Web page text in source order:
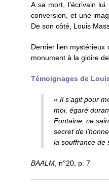
A sa mort, l’écrivain lui
conversion, et une
De son côté, Louis
Dernier lien mystérieux
monument à la gloire
Témoignages de
« Il s’agit pour
moi, égaré
Fontaine, ce
secret de
la souffrance de
BAALM , n°20, p. 7